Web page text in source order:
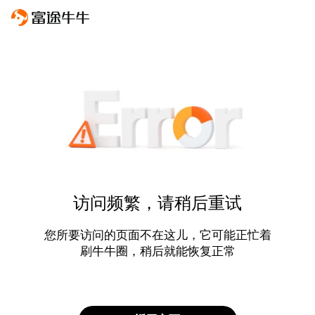
访问频繁，请稍后重试
您所要访问的页面不在这儿，它可能正忙着
刷牛牛圈，稍后就能恢复正常